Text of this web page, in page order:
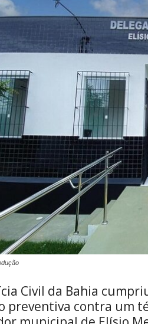
Civil da Bahia
preventiva contra um